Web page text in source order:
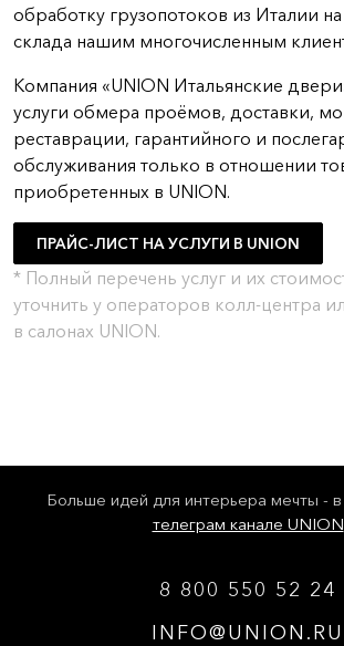
обработку грузопотоков из Италии
склада нашим многочисленным
Компания «UNION Итальянские
услуги обмера проёмов, доставки,
реставрации, гарантийного и
обслуживания только в отношении
приобретенных в UNION.
ПРАЙС-ЛИСТ НА УСЛУГИ В UNION
* Полный перечень услуг и их
уточнить у операторов колл-центра
в салонах UNION.
Больше идей для интерьера мечты -
телеграм канале UNION
8 800 550 52 24
INFO@UNION.RU